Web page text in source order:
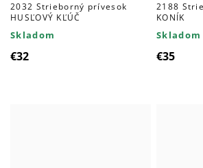
2032 Strieborný prívesok
HUSĽOVÝ KĽÚČ
Skladom
€32
2188
KONÍK
Skladom
€35